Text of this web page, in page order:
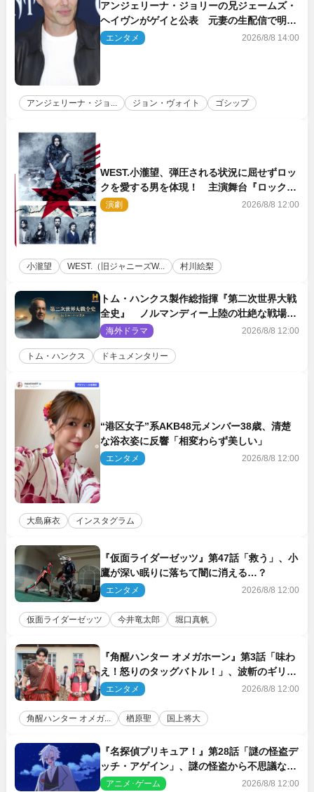
アンジェリーナ・ジョリーの兄ジェームズ・
ヘイヴンがゲイと公表 元妻の生配信で明ら
かに
エンタメ 2026/8/8 14:00
アンジェリーナ・ジョ... ジョン・ヴォイト ゴシップ
WEST.小瀧望、弾圧される状況に屈せずロッ
クを愛する男を体現！ 主演舞台『ロックン
ロール』ビジュアル解禁
演劇 2026/8/8 12:00
小瀧望 WEST.（旧ジャニーズW... 村川絵梨
トム・ハンクス製作総指揮『第二次世界大戦
全史』 ノルマンディー上陸の壮絶な戦場を
収めた特別映像解禁
海外ドラマ 2026/8/8 12:00
トム・ハンクス ドキュメンタリー
“港区女子”系AKB48元メンバー38歳、清楚
な浴衣姿に反響「相変わらず美しい」
エンタメ 2026/8/8 12:00
大島麻衣 インスタグラム
『仮面ライダーゼッツ』第47話「救う」、小
鷹が深い眠りに落ちて闇に消える…？
エンタメ 2026/8/8 12:00
仮面ライダーゼッツ 今井竜太郎 堀口真帆
『角醒ハンター オメガホーン』第3話「味わ
え！怒りのタッグバトル！」、波斬のギリコ
がハンターバトルを挑んできた！
エンタメ 2026/8/8 12:00
角醒ハンター オメガ... 楢原聖 国上将大
『名探偵プリキュア！』第28話「謎の怪盗デ
ッチ・アゲイン」、謎の怪盗から不思議な予
告状が届く
アニメ･ゲーム 2026/8/8 12:00